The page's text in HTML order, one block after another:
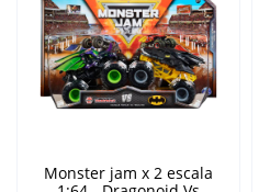
Monster jam x 2 escala